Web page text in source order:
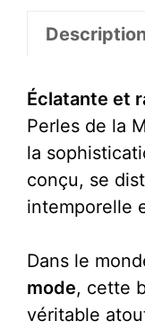
À
Éclatante et
Perles de la
la
conçu, se
intemporelle
Dans le
mode, cette
véritable